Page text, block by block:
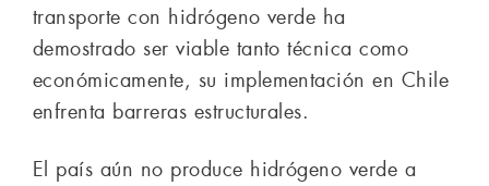
transporte con hidrógeno verde ha
demostrado ser viable tanto técnica como
económicamente, su implementación en Chile
enfrenta barreras estructurales.
El país aún no produce hidrógeno verde a